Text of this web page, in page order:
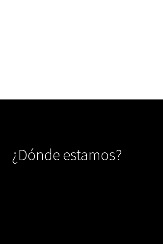
¿Dónde estamos?